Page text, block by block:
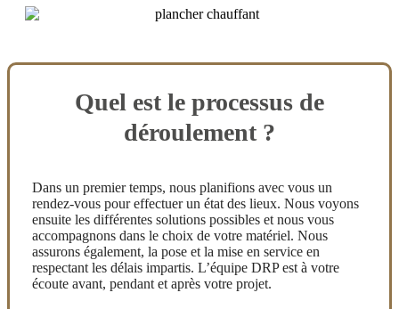
Quel est le processus de
déroulement ?
Dans un premier temps, nous planifions avec vous un
rendez-vous pour effectuer un état des lieux. Nous voyons
ensuite les différentes solutions possibles et nous vous
accompagnons dans le choix de votre matériel. Nous
assurons également, la pose et la mise en service en
respectant les délais impartis. L’équipe DRP est à votre
écoute avant, pendant et après votre projet.